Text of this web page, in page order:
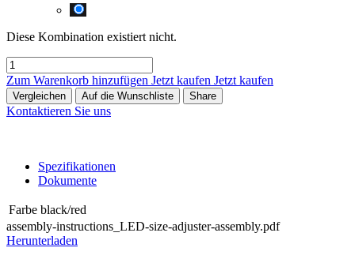
Diese Kombination existiert nicht.
Zum Warenkorb hinzufügen Jetzt kaufen Jetzt kaufen
Vergleichen Auf die Wunschliste Share
Kontaktieren Sie uns
Spezifikationen
Dokumente
Farbe black/red
assembly-instructions_LED-size-adjuster-assembly.pdf
Herunterladen